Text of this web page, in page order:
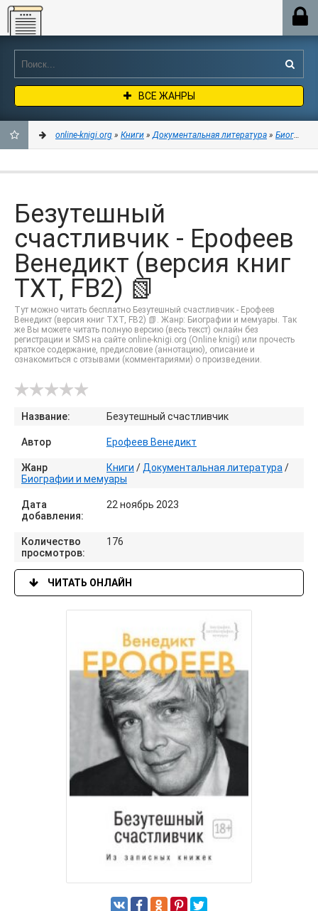
Online-knigi.org
ВСЕ ЖАНРЫ
ЗАКЛАДКИ
online-knigi.org » Книги »Документальная литература »
Безутешный
счастливчик - Ерофеев
Венедикт (версия книг
TXT, FB2) 📗
Тут можно читать бесплатно Безутешный счастливчик - Ерофеев
Венедикт (версия книг TXT, FB2) 📗. Жанр: Биографии и мемуары. Так
же Вы можете читать полную версию (весь текст) онлайн без
регистрации и SMS на сайте online-knigi.org (Online knigi) или прочесть
краткое содержание, предисловие (аннотацию), описание и
ознакомиться с отзывами (комментариями) о произведении.
Название: Безутешный счастливчик
Автор Ерофеев Венедикт
Жанр Книги / Документальная литература /
Биографии и мемуары
Дата
добавления:
22 ноябрь 2023
Количество
просмотров:
176
ЧИТАТЬ ОНЛАЙН